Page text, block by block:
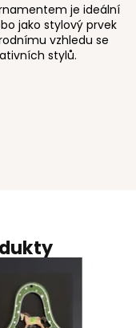
je ideální
jako stylový prvek
vzhledu se
stylů.